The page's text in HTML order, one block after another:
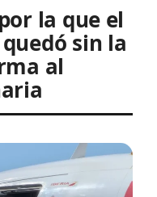
la que el
sin la
al